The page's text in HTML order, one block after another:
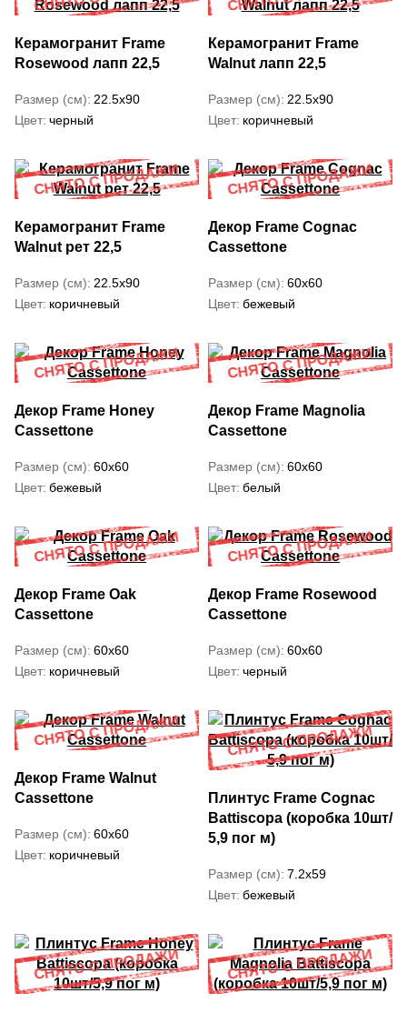
Керамогранит Frame
Rosewood лапп 22,5
Размер (см) 22.5x90
Цвет черный
Керамогранит Frame
Walnut лапп 22,5
Размер (см) 22.5x90
Цвет коричневый
Керамогранит Frame
Walnut рет 22,5
Размер (см) 22.5x90
Цвет коричневый
Декор Frame Cognac
Cassettone
Размер (см) 60x60
Цвет бежевый
Декор Frame Honey
Cassettone
Размер (см) 60x60
Цвет бежевый
Декор Frame Magnolia
Cassettone
Размер (см) 60x60
Цвет белый
Декор Frame Oak
Cassettone
Размер (см) 60x60
Цвет коричневый
Декор Frame Rosewood
Cassettone
Размер (см) 60x60
Цвет черный
Декор Frame Walnut
Cassettone
Размер (см) 60x60
Цвет коричневый
Плинтус Frame Cognac
Battiscopa (коробка 10шт/
5,9 пог м)
Размер (см) 7.2x59
Цвет бежевый